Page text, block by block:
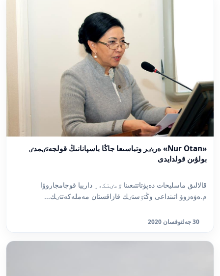
«Nur Otan» ەربٸر وتباسىعا جاڭا باسپانانىڭ قولجەتٸمدٸ
بولۋىن قولدايدى
قالالىق ماسليحات دەپۋتاتتىعىنا ٷمٸتكەر دارييا قوجامجاروۆا
م.ەۋەزوۆ اتىنداعى وڭتٷستٸك قازاقستان مەملەكەتتٸك...
30 جەلتوقسان 2020